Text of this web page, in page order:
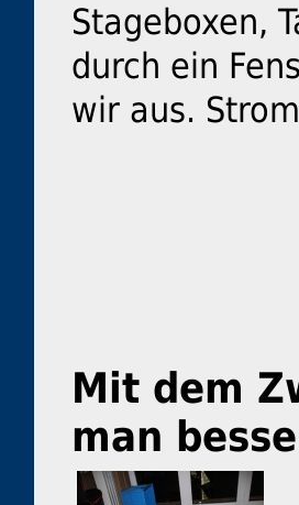
Stageboxen,
durch ein
wir aus.
Mit dem
man